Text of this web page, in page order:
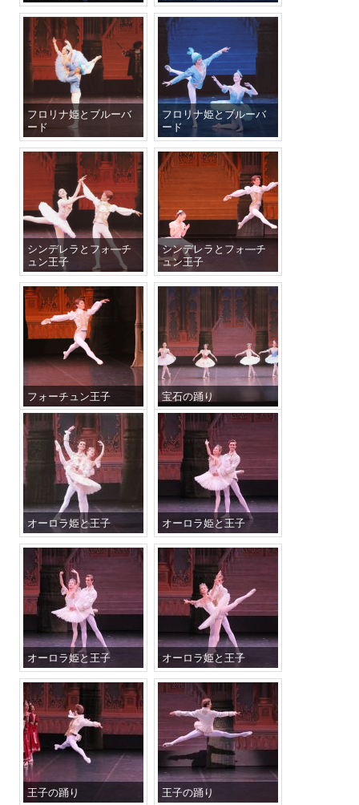
フロリナ姫とブルーバ
ード
フロリナ姫とブルーバ
ード
シンデレラとフォ―チ
ュン王子
シンデレラとフォ―チ
ュン王子
フォーチュン王子 宝石の踊り
オーロラ姫と王子 オーロラ姫と王子
オーロラ姫と王子 オーロラ姫と王子
王子の踊り 王子の踊り